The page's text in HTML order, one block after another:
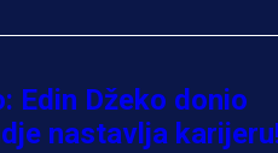
Edin Džeko donio
nastavlja